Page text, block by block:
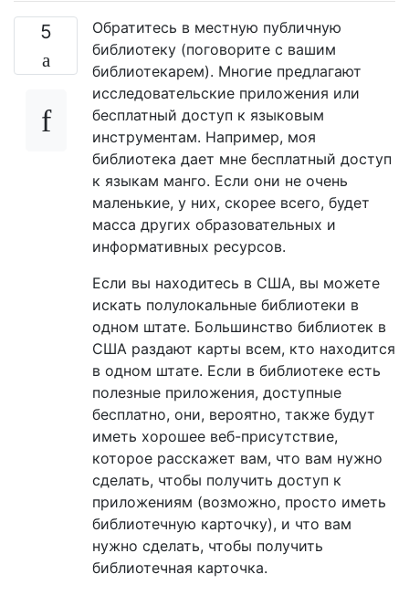
5
Обратитесь в местную публичную
библиотеку (поговорите с вашим
библиотекарем). Многие предлагают
исследовательские приложения или
бесплатный доступ к языковым
инструментам. Например, моя
библиотека дает мне бесплатный доступ
к языкам манго. Если они не очень
маленькие, у них, скорее всего, будет
масса других образовательных и
информативных ресурсов.
Если вы находитесь в США, вы можете
искать полулокальные библиотеки в
одном штате. Большинство библиотек в
США раздают карты всем, кто находится
в одном штате. Если в библиотеке есть
полезные приложения, доступные
бесплатно, они, вероятно, также будут
иметь хорошее веб-присутствие,
которое расскажет вам, что вам нужно
сделать, чтобы получить доступ к
приложениям (возможно, просто иметь
библиотечную карточку), и что вам
нужно сделать, чтобы получить
библиотечная карточка.